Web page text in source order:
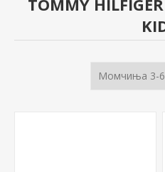
TOMMY